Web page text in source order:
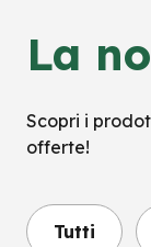
La
Scopri i
offerte!
Tutti